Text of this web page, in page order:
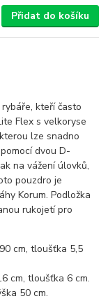
Přidat do košíku
kteří často
Flex s velkoryse
lze snadno
dvou D-
na vážení úlovků,
pouzdro je
Korum. Podložka
rukojetí pro
cm, tloušťka 5,5
cm, tloušťka 6 cm.
50 cm.